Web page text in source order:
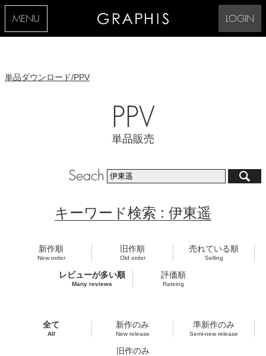
MENU LOGIN
単品ダウンロード/PPV
PPV
単品販売
Seach
キーワード検索 : 伊東遥
新作順
New order
旧作順
Old order
売れている順
Selling
レビューが多い順
Many reviews
評価順
Rateing
全て
All
新作のみ
New release
準新作のみ
Semi-new release
旧作のみ